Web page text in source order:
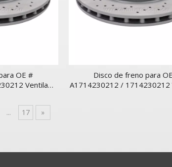
OE #
Ventilado
Disco de freno para
A1714230212 / 1714230212
... 17 »